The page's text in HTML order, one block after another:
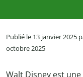
Publié le 13 janvier 2025
octobre 2025
Walt Disney est